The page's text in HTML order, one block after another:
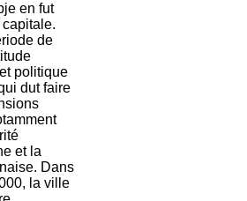
en fut
de
politique
dut faire
et la
Dans
la ville